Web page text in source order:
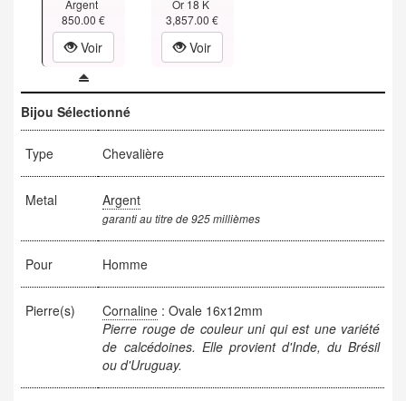
Argent
850.00 €
Voir
Or 18 K
3,857.00 €
Voir
Bijou Sélectionné
Type Chevalière
Metal Argent
garanti au titre de 925 millièmes
Pour Homme
Pierre(s) Cornaline : Ovale 16x12mm
Pierre rouge de couleur uni qui est une variété
de calcédoines. Elle provient d'Inde, du Brésil
ou d'Uruguay.